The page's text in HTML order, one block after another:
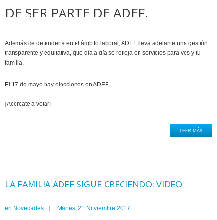
DE SER PARTE DE ADEF.
Además de defenderte en el ámbito laboral, ADEF lleva adelante una gestión
transparente y equitativa, que día a día se refleja en servicios para vos y tu
familia.
El 17 de mayo hay elecciones en ADEF
¡Acercate a votar!
LEER MÁS
LA FAMILIA ADEF SIGUE CRECIENDO: VIDEO
en Novedades Martes, 21 Noviembre 2017